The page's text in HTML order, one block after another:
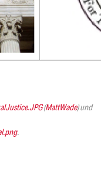
(MattWade) und
.